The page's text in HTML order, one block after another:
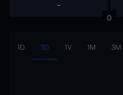
-
0
1D 3D 1V 1M 3M